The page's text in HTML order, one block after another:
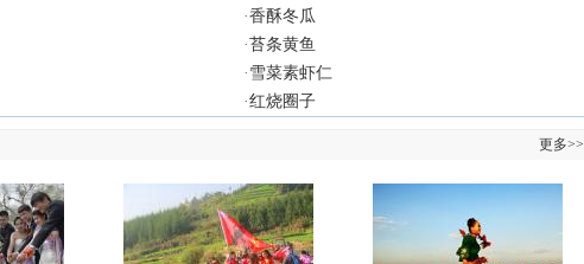
·香酥冬瓜
·苔条黄鱼
· 雪菜素虾仁
·红烧圈子
更多>>